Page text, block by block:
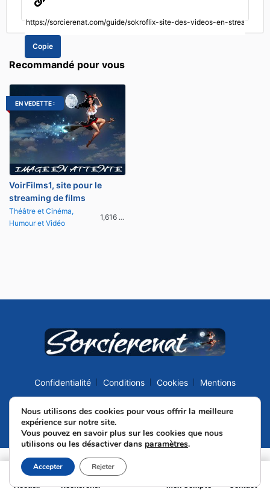
Copie
Recommandé pour vous
EN VEDETTE :
VoirFilms1, site pour le
streaming de films
Théâtre et Cinéma,
Humour et Vidéo
1,616 vues
Confidentialité Conditions Cookies Mentions
© 2016 Sorcierenat Tous droits réservés
Création site web La Ciotat Cnathalie
Accueil Rechercher Mon Compte Contact
Nous utilisons des cookies pour vous offrir la meilleure
expérience sur notre site.
Vous pouvez en savoir plus sur les cookies que nous
utilisons ou les désactiver dans paramètres.
Accepter Rejeter